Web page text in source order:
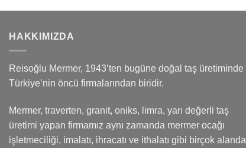
HAKKIMIZDA
Reisoğlu Mermer, 1943’ten bugüne doğal taş üretiminde
Türkiye’nin öncü firmalarından biridir.
Mermer, traverten, granit, oniks, limra, yarı değerli taş
üretimi yapan firmamız aynı zamanda mermer ocağı
işletmeciliği, imalatı, ihracatı ve ithalatı gibi birçok alanda